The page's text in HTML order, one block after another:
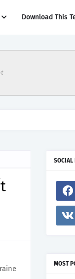
Download This
SOCIAL
MOST